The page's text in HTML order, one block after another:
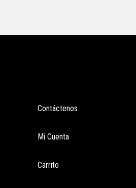
Contáctenos
Mi Cuenta
Carrito